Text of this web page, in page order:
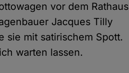
vor dem Rathaus
Jacques Tilly
sie mit satirischem Spott.
warten lassen.